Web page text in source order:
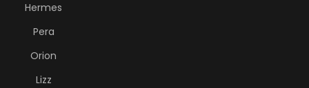
Hermes
Pera
Orion
Lizz